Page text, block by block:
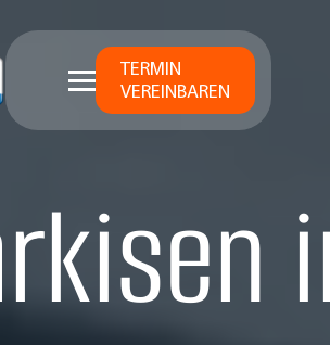
TERMIN
VEREINBAREN